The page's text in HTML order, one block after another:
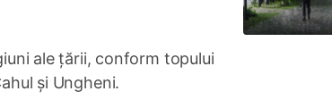
ale țării, conform topului
și Ungheni.